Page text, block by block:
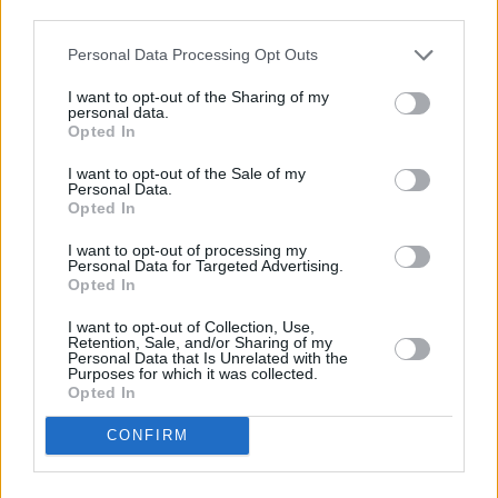
Personal Data Processing Opt Outs
I want to opt-out of the Sharing of my
personal data.
Opted In
I want to opt-out of the Sale of my
Personal Data.
Opted In
I want to opt-out of processing my
Personal Data for Targeted Advertising.
Opted In
I want to opt-out of Collection, Use,
Retention, Sale, and/or Sharing of my
Personal Data that Is Unrelated with the
Purposes for which it was collected.
Opted In
CONFIRM
Vybrané články
Prima sport - co nabídne v prvním
vysílacím týdnu
Kdy a kde bude Prima sport k
naladění na Skylinku
Parabola.cz- web o satelitní, terestrické a kabelové televizi, ©
O webu parabola.cz•O souborech cookies•
Dovolená u moře